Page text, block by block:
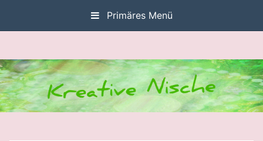
springen
Primäres Menü